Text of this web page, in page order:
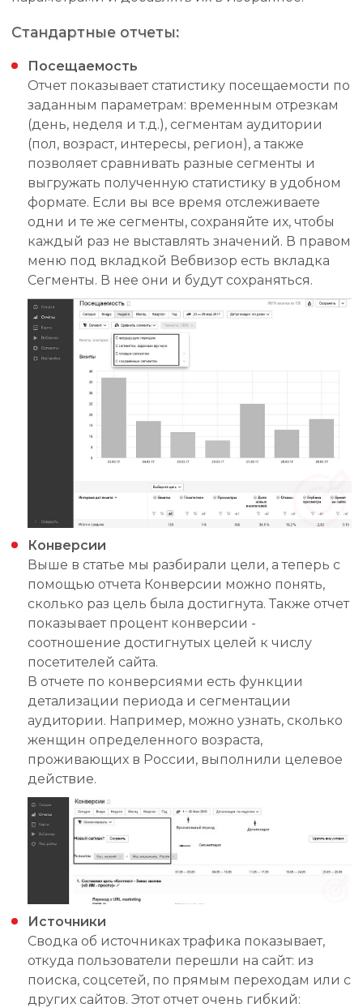
Стандартные отчеты:
Посещаемость
Отчет показывает статистику посещаемости по
заданным параметрам: временным отрезкам
(день, неделя и т.д.), сегментам аудитории
(пол, возраст, интересы, регион), а также
позволяет сравнивать разные сегменты и
выгружать полученную статистику в удобном
формате. Если вы все время отслеживаете
одни и те же сегменты, сохраняйте их, чтобы
каждый раз не выставлять значений. В правом
меню под вкладкой Вебвизор есть вкладка
Сегменты. В нее они и будут сохраняться.
Конверсии
Выше в статье мы разбирали цели, а теперь с
помощью отчета Конверсии можно понять,
сколько раз цель была достигнута. Также отчет
показывает процент конверсии -
соотношение достигнутых целей к числу
посетителей сайта.
В отчете по конверсиями есть функции
детализации периода и сегментации
аудитории. Например, можно узнать, сколько
женщин определенного возраста,
проживающих в России, выполнили целевое
действие.
Источники
Сводка об источниках трафика показывает,
откуда пользователи перешли на сайт: из
поиска, соцсетей, по прямым переходам или с
других сайтов. Этот отчет очень гибкий: